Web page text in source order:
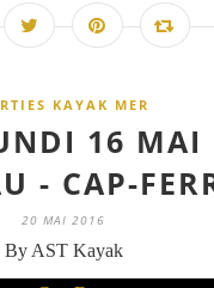
KAYAK MER
16 MAI
- CAP-
20 MAI 2016
By AST Kayak